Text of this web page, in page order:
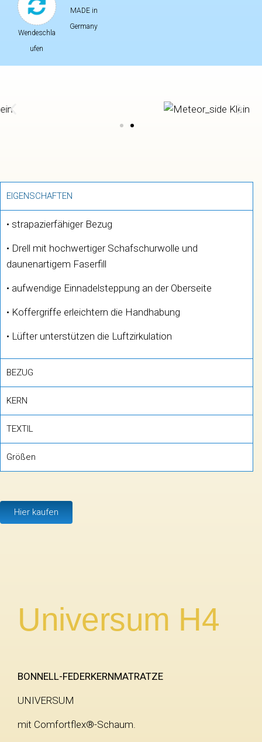
Wendeschla
ufen
MADE in
Germany
EIGENSCHAFTEN
• strapazierfähiger Bezug
• Drell mit hochwertiger Schafschurwolle und
daunenartigem Faserfill
• aufwendige Einnadelsteppung an der Oberseite
• Koffergriffe erleichtern die Handhabung
• Lüfter unterstützen die Luftzirkulation
BEZUG
KERN
TEXTIL
Größen
Hier kaufen
Universum H4
BONNELL-FEDERKERNMATRATZE
UNIVERSUM
mit Comfortflex®-Schaum.